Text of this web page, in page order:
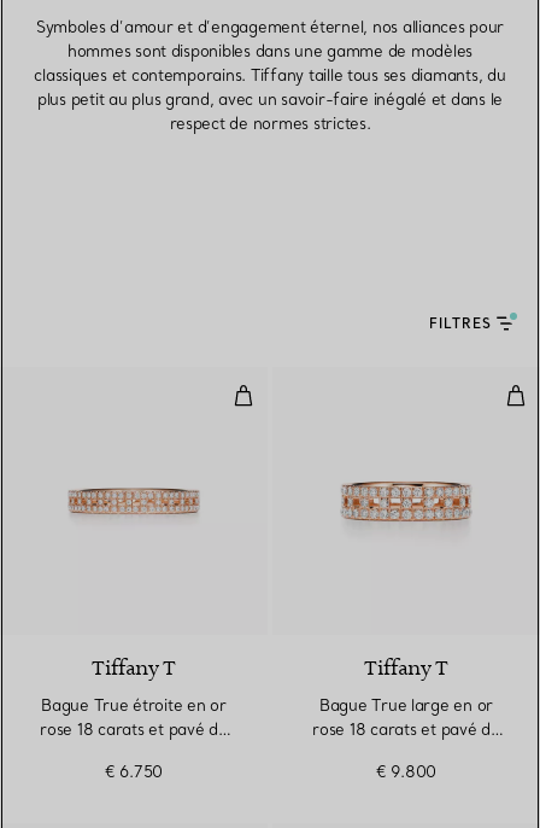
Symboles d’amour et d’engagement éternel, nos alliances pour
hommes sont disponibles dans une gamme de modèles
classiques et contemporains. Tiffany taille tous ses diamants, du
plus petit au plus grand, avec un savoir-faire inégalé et dans le
respect de normes strictes.
FILTRES
Bague True étroite en or rose
Tiffany T
Bague True étroite en or
rose 18 carats et pavé de
€ 6.750
Tiffany T
Bague True large en or
rose 18 carats et pavé de
€ 9.800